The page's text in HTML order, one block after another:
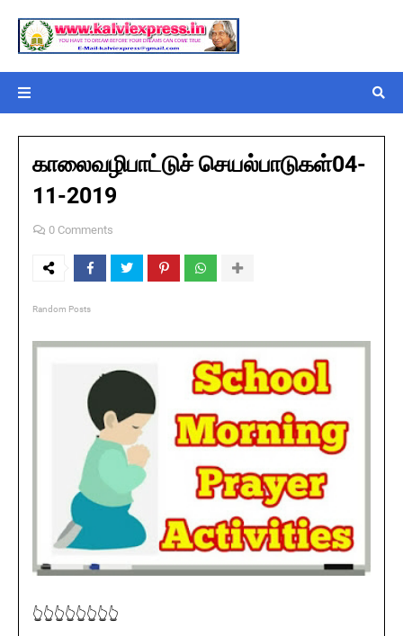
காலைவழிபாட்டுச் செயல்பாடுகள்04-
11-2019
0 Comments
Random Posts
👆👆👆👆👆👆👆👆